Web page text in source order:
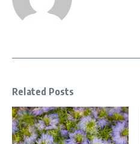
Related Posts